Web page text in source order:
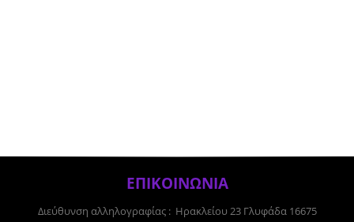
ΕΠΙΚΟΙΝΩΝΙΑ
Διεύθυνση αλληλογραφίας : Ηρακλείου 23 Γλυφάδα 16675